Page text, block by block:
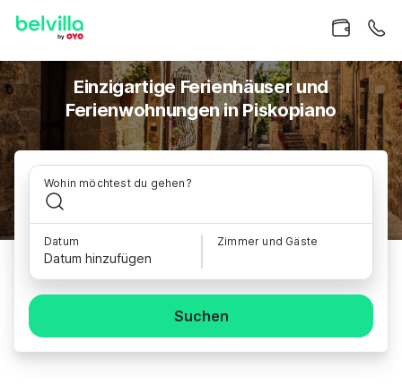
Einzigartige Ferienhäuser und
Ferienwohnungen in Piskopiano
Wohin möchtest du gehen?
Datum
Datum hinzufügen
Zimmer und Gäste
Suchen